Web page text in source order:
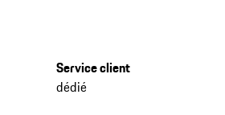
Service client
dédié